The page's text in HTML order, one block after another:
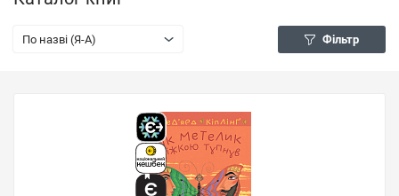
По назві (Я-А) Фільтр